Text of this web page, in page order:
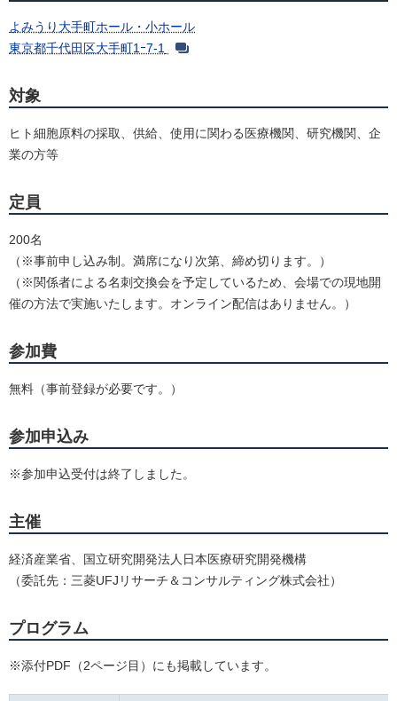
よみうり大手町ホール・小ホール
東京都千代田区大手町1ｰ7-1
対象
ヒト細胞原料の採取、供給、使用に関わる医療機関、研究機関、企
業の方等
定員
200名
（※事前申し込み制。満席になり次第、締め切ります。）
（※関係者による名刺交換会を予定しているため、会場での現地開
催の方法で実施いたします。オンライン配信はありません。）
参加費
無料（事前登録が必要です。）
参加申込み
※参加申込受付は終了しました。
主催
経済産業省、国立研究開発法人日本医療研究開発機構
（委託先：三菱UFJリサーチ＆コンサルティング株式会社）
プログラム
※添付PDF（2ページ目）にも掲載しています。